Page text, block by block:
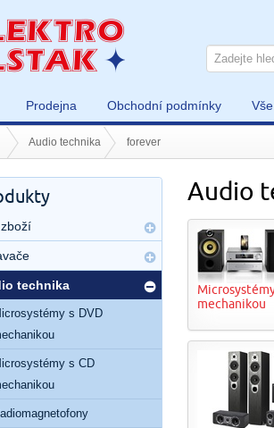
Prodejna Obchodní podmínky
Audio technika forever
Audio
mechanikou
technika
s DVD
s CD